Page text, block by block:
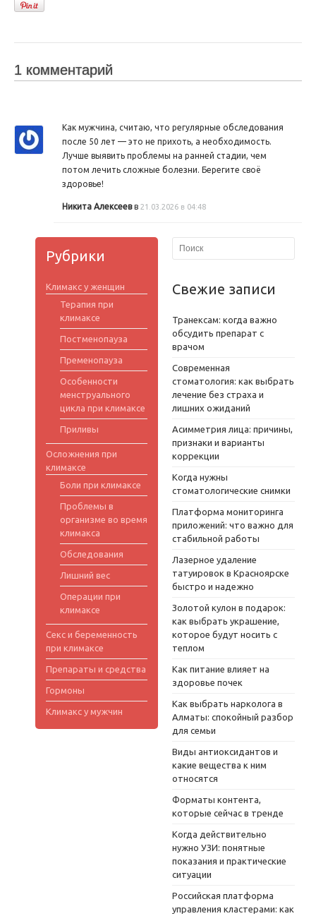
1 комментарий
Как мужчина, считаю, что регулярные обследования
после 50 лет — это не прихоть, а необходимость.
Лучше выявить проблемы на ранней стадии, чем
потом лечить сложные болезни. Берегите своё
здоровье!
Никита Алексеевв 21.03.2026 в 04:48
Рубрики
Климакс у женщин
Терапия при
климаксе
Постменопауза
Пременопауза
Особенности
менструального
цикла при климаксе
Приливы
Осложнения при
климаксе
Боли при климаксе
Проблемы в
организме во время
климакса
Обследования
Лишний вес
Операции при
климаксе
Секс и беременность
при климаксе
Препараты и средства
Гормоны
Климакс у мужчин
Свежие записи
Транексам: когда важно
обсудить препарат с
врачом
Современная
стоматология: как выбрать
лечение без страха и
лишних ожиданий
Асимметрия лица: причины,
признаки и варианты
коррекции
Когда нужны
стоматологические снимки
Платформа мониторинга
приложений: что важно для
стабильной работы
Лазерное удаление
татуировок в Красноярске
быстро и надежно
Золотой кулон в подарок:
как выбрать украшение,
которое будут носить с
теплом
Как питание влияет на
здоровье почек
Как выбрать нарколога в
Алматы: спокойный разбор
для семьи
Виды антиоксидантов и
какие вещества к ним
относятся
Форматы контента,
которые сейчас в тренде
Когда действительно
нужно УЗИ: понятные
показания и практические
ситуации
Российская платформа
управления кластерами: как